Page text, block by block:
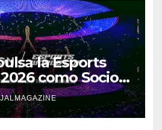
la Esports
como Socio